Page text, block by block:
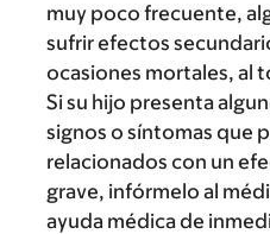
muy poco frecuente,
sufrir efectos
ocasiones mortales, al
Si su hijo presenta
signos o síntomas que
relacionados con un
grave, infórmelo al
ayuda médica de